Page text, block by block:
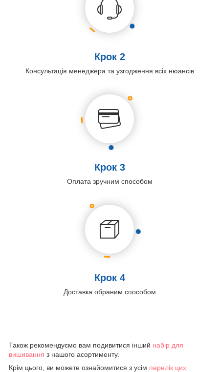
Крок 2
Консультація менеджера та узгодження всіх нюансів
Крок 3
Оплата зручним способом
Крок 4
Доставка обраним способом
Також рекомендуємо вам подивитися інший набір для
вишивання з нашого асортименту.
Крім цього, ви можете ознайомитися з усім перелік цих